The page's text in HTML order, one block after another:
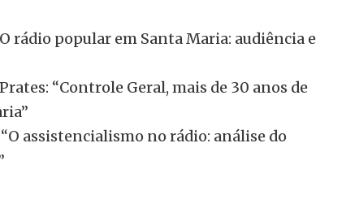
rádio popular em Santa Maria: audiência e
“Controle Geral, mais de 30 anos de
assistencialismo no rádio: análise do